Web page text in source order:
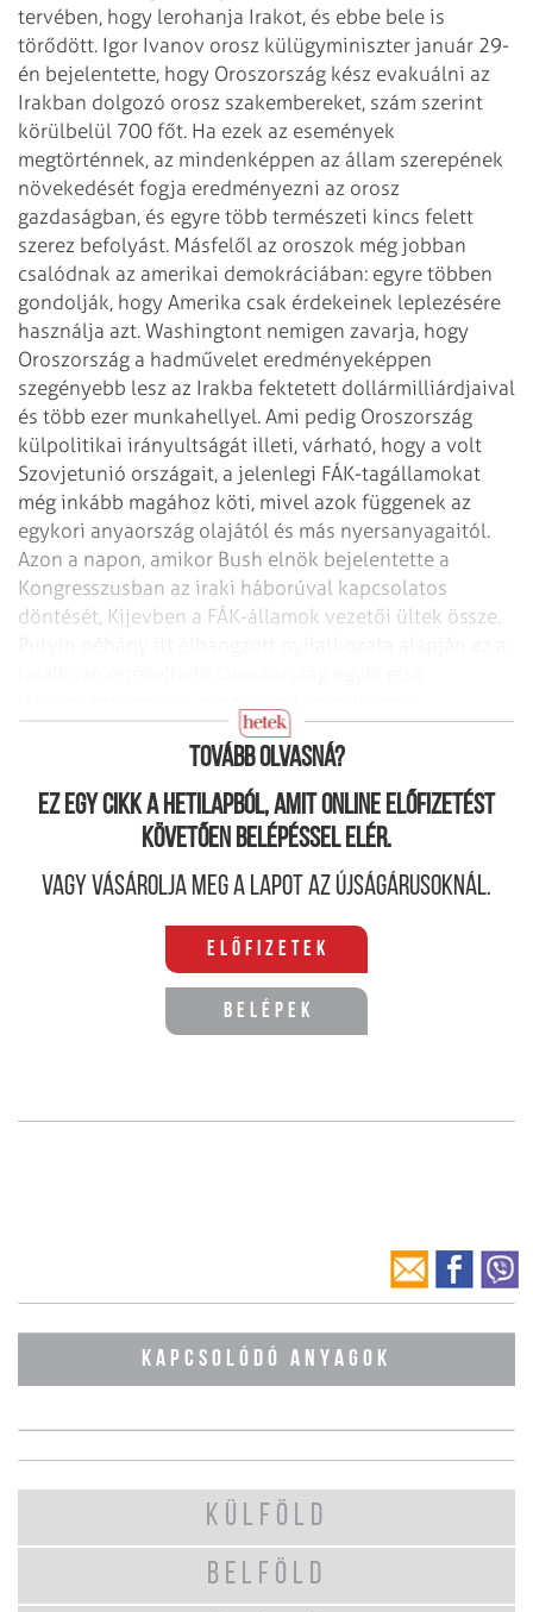
tervében, hogy lerohanja Irakot, és ebbe bele is
törődött. Igor Ivanov orosz külügyminiszter január 29-
én bejelentette, hogy Oroszország kész evakuálni az
Irakban dolgozó orosz szakembereket, szám szerint
körülbelül 700 főt. Ha ezek az események
megtörténnek, az mindenképpen az állam szerepének
növekedését fogja eredményezni az orosz
gazdaságban, és egyre több természeti kincs felett
szerez befolyást. Másfelől az oroszok még jobban
csalódnak az amerikai demokráciában: egyre többen
gondolják, hogy Amerika csak érdekeinek leplezésére
használja azt. Washingtont nemigen zavarja, hogy
Oroszország a hadművelet eredményeképpen
szegényebb lesz az Irakba fektetett dollármilliárdjaival
és több ezer munkahellyel. Ami pedig Oroszország
külpolitikai irányultságát illeti, várható, hogy a volt
Szovjetunió országait, a jelenlegi FÁK-tagállamokat
még inkább magához köti, mivel azok függenek az
egykori anyaország olajától és más nyersanyagaitól.
Azon a napon, amikor Bush elnök bejelentette a
Kongresszusban az iraki háborúval kapcsolatos
döntését, Kijevben a FÁK-államok vezetői ültek össze.
biztosítani.
Tovább olvasná?
Ez egy cikk a hetilapból, amit online előfizetést
követően belépéssel elér.
Vagy vásárolja meg a lapot az újságárusoknál.
Előfizetek
Belépek
KAPCSOLÓDÓ ANYAGOK
KÜLFÖLD
BELFÖLD